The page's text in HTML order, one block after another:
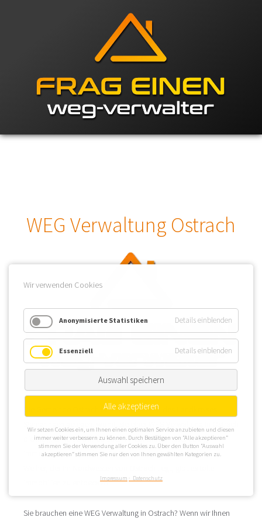
WEG Verwaltung Ostrach
Die Gemeinde Ostrach ist am Südostrand des Landkreises
die Möglichkeit eröffnet, auch im Landkreis Ravensburg
Immobilien zu verwalten. An Ostrach sowie am Lausheimer
Immobilien zu entdecken.
Sie brauchen eine WEG Verwaltung in Ostrach? Wenn wir Ihnen
Wir verwenden Cookies
Anonymisierte Statistiken Details einblenden
Essenziell Details einblenden
Auswahl speichern
Alle akzeptieren
Wir setzen Cookies ein, um Ihnen einen optimalen Service anzubieten und diesen
immer weiter verbessern zu können. Durch Bestätigen von “Alle akzeptieren”
stimmen Sie der Verwendung aller Cookies zu. Über den Button “Auswahl
akzeptieren” stimmen Sie nur den von Ihnen gewählten Kategorien zu.
Impressum Datenschutz